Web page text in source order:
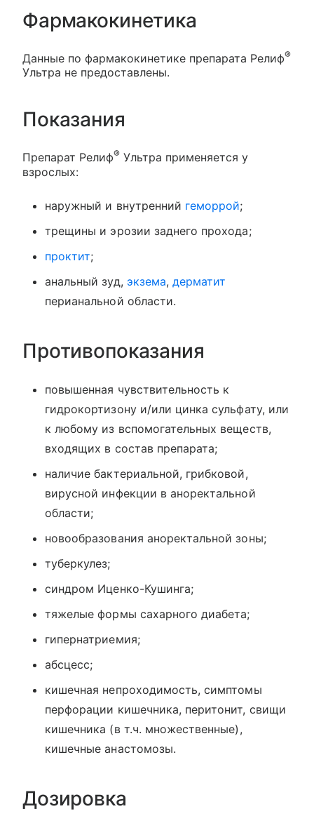
Фармакокинетика
Данные по фармакокинетике препарата Релиф®
Ультра не предоставлены.
Показания
Препарат Релиф® Ультра применяется у
взрослых:
наружный и внутренний геморрой;
трещины и эрозии заднего прохода;
проктит;
анальный зуд, экзема,дерматит
перианальной области.
Противопоказания
повышенная чувствительность к
гидрокортизону и/или цинка сульфату, или
к любому из вспомогательных веществ,
входящих в состав препарата;
наличие бактериальной, грибковой,
вирусной инфекции в аноректальной
области;
новообразования аноректальной зоны;
туберкулез;
синдром Иценко-Кушинга;
тяжелые формы сахарного диабета;
гипернатриемия;
абсцесс;
кишечная непроходимость, симптомы
перфорации кишечника, перитонит, свищи
кишечника (в т.ч. множественные),
кишечные анастомозы.
Дозировка